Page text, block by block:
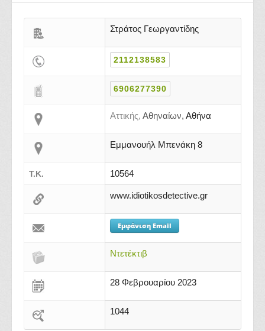
Στράτος Γεωργαντίδης
2112138583
6906277390
Αττικής, Αθηναίων, Αθήνα
Εμμανουήλ Μπενάκη 8
Τ.Κ. 10564
www.idiotikosdetective.gr
Εμφάνιση Email
Ντετέκτιβ
28 Φεβρουαρίου 2023
1044